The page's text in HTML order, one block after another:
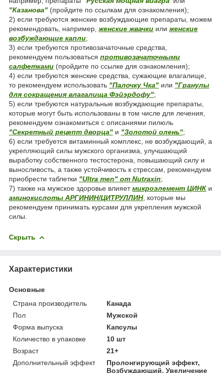
"Казанова" (пройдите по ссылкам для ознакомления);
2) если требуются женские возбуждающие препараты, можем
рекомендовать, например, женские жвачки или женские
возбуждающие капли;
3) если требуются противозачаточные средства,
рекомендуем пользоваться противозачаточными
салфетками (пройдите по ссылке для ознакомления);
4) если требуются женские средства, сужающие влагалище,
то рекомендуем использовать "Палочку Чка" или "Гранулы
для сокращения влагалища Фэйэрдофу";
5) если требуются натуральные возбуждающие препараты,
которые могут быть использованы в том числе для лечения,
рекомендуем ознакомиться с описаниями пилюль
"Секретный рецепт дворца" и "Золотой олень";
6) если требуется витаминный комплекс, не возбуждающий, а
укрепляющий силы мужского организма, улучшающий
выработку собственного тестостерона, повышающий силу и
выносливость, а также устойчивость к стрессам, рекомендуем
приобрести таблетки "Ultra men" от Nutraxin;
7) также на мужское здоровье влияетмикроэлемент ЦИНКи
аминокислоты АРГИНИН/ЦИТРУЛЛИН, которые мы
рекомендуем принимать курсами для укрепления мужской
силы.
Скрыть
Характеристики
Основные
Страна производитель
Канада
Пол
Мужской
Форма выпуска
Капсулы
Количество в упаковке
10 шт
Возраст
21+
Дополнительный эффект
Пролонгирующий эффект,
Возбуждающий, Увеличение